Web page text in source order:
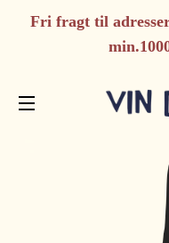
Fri fragt til